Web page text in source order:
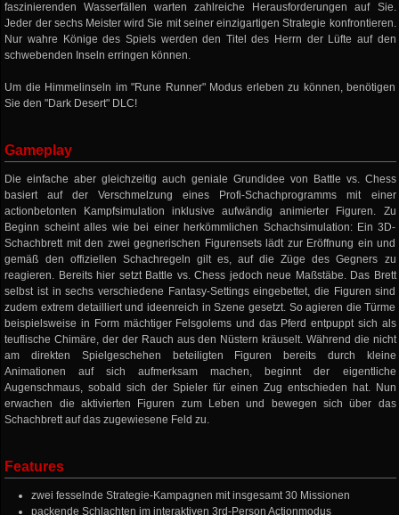
faszinierenden Wasserfällen warten zahlreiche Herausforderungen auf Sie.
Jeder der sechs Meister wird Sie mit seiner einzigartigen Strategie konfrontieren.
Nur wahre Könige des Spiels werden den Titel des Herrn der Lüfte auf den
schwebenden Inseln erringen können.
Um die Himmelinseln im "Rune Runner" Modus erleben zu können, benötigen
Sie den "Dark Desert" DLC!
Gameplay
Die einfache aber gleichzeitig auch geniale Grundidee von Battle vs. Chess
basiert auf der Verschmelzung eines Profi-Schachprogramms mit einer
actionbetonten Kampfsimulation inklusive aufwändig animierter Figuren. Zu
Beginn scheint alles wie bei einer herkömmlichen Schachsimulation: Ein 3D-
Schachbrett mit den zwei gegnerischen Figurensets lädt zur Eröffnung ein und
gemäß den offiziellen Schachregeln gilt es, auf die Züge des Gegners zu
reagieren. Bereits hier setzt Battle vs. Chess jedoch neue Maßstäbe. Das Brett
selbst ist in sechs verschiedene Fantasy-Settings eingebettet, die Figuren sind
zudem extrem detailliert und ideenreich in Szene gesetzt. So agieren die Türme
beispielsweise in Form mächtiger Felsgolems und das Pferd entpuppt sich als
teuflische Chimäre, der der Rauch aus den Nüstern kräuselt. Während die nicht
am direkten Spielgeschehen beteiligten Figuren bereits durch kleine
Animationen auf sich aufmerksam machen, beginnt der eigentliche
Augenschmaus, sobald sich der Spieler für einen Zug entschieden hat. Nun
erwachen die aktivierten Figuren zum Leben und bewegen sich über das
Schachbrett auf das zugewiesene Feld zu.
Features
zwei fesselnde Strategie-Kampagnen mit insgesamt 30 Missionen
packende Schlachten im interaktiven 3rd-Person Actionmodus